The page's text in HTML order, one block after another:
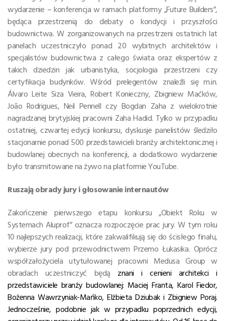
wydarzenie – konferencja w ramach platformy „Future Builders”,
będąca przestrzenią do debaty o kondycji i przyszłości
budownictwa. W zorganizowanych na przestrzeni ostatnich lat
panelach uczestniczyło ponad 20 wybitnych architektów i
specjalistów budownictwa z całego świata oraz ekspertów z
takich dziedzin jak urbanistyka, socjologia przestrzeni czy
certyfikacja budynków. Wśród prelegentów znaleźli się m.in.
Álvaro Leite Siza Vieira, Robert Konieczny, Zbigniew Maćków,
João Rodrigues, Neil Pennell czy Bogdan Zaha z wielokrotnie
nagradzanej brytyjskiej pracowni Zaha Hadid. Tylko w przypadku
ostatniej, czwartej edycji konkursu, dyskusje panelistów śledziło
stacjonarnie ponad 500 przedstawicieli branży architektonicznej i
budowlanej obecnych na konferencji, a dodatkowo wydarzenie
było transmitowane na żywo na platformie YouTube.
Ruszają obrady jury i głosowanie internautów
Zakończenie pierwszego etapu konkursu „Obiekt Roku w
Systemach Aluprof” oznacza rozpoczęcie prac jury. W tym roku
10 najlepszych realizacji, które zakwalifikują się do ścisłego finału,
wybierze jury pod przewodnictwem Przemo Łukasika. Oprócz
współzałożyciela utytułowanej pracowni Medusa Group w
obradach uczestniczyć będą znani i cenieni architekci i
przedstawiciele branży budowlanej: Maciej Franta, Karol Fiedor,
Bożenna Wawrzyniak-Mańko, Elżbieta Dziubak i Zbigniew Poraj.
Jednocześnie, podobnie jak w przypadku poprzednich edycji,